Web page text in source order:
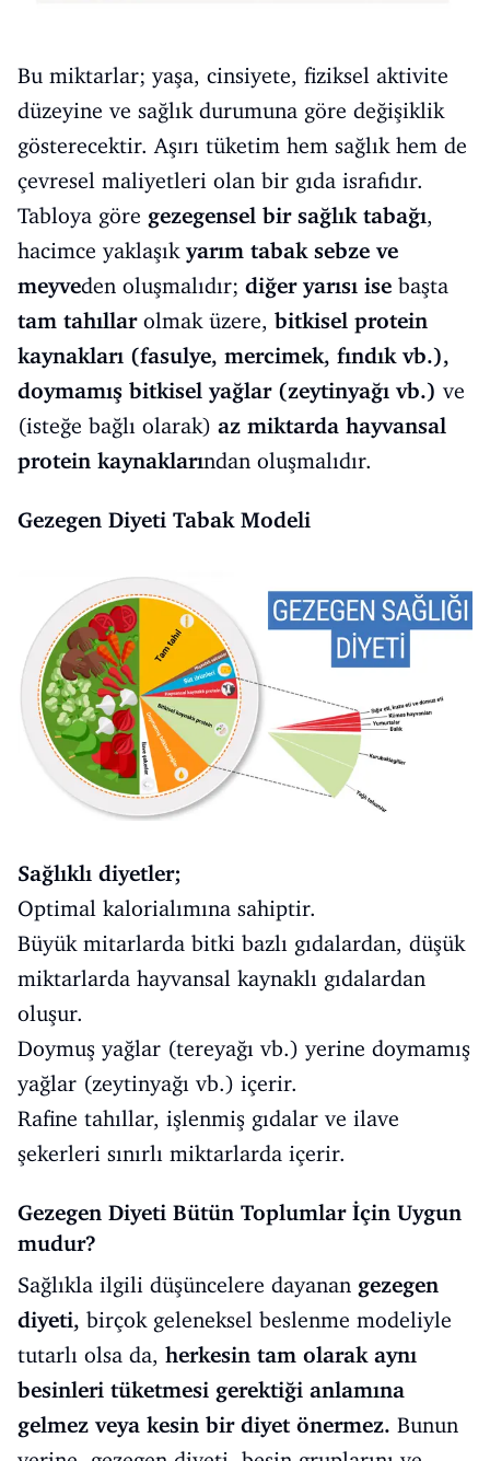
Bu miktarlar; yaşa, cinsiyete, fiziksel aktivite
düzeyine ve sağlık durumuna göre değişiklik
gösterecektir. Aşırı tüketim hem sağlık hem de
çevresel maliyetleri olan bir gıda israfıdır.
Tabloya göre gezegensel bir sağlık tabağı,
hacimce yaklaşık yarım tabak sebze ve
meyveden oluşmalıdır; diğer yarısı ise başta
tam tahıllarolmak üzere, bitkisel protein
kaynakları (fasulye, mercimek, fındık vb.),
doymamış bitkisel yağlar (zeytinyağı vb.) ve
(isteğe bağlı olarak) az miktarda hayvansal
protein kaynaklarından oluşmalıdır.
Gezegen Diyeti Tabak Modeli
Sağlıklı diyetler;
Optimal kalorialımına sahiptir.
Büyük mitarlarda bitki bazlı gıdalardan, düşük
miktarlarda hayvansal kaynaklı gıdalardan
oluşur.
Doymuş yağlar (tereyağı vb.) yerine doymamış
yağlar (zeytinyağı vb.) içerir.
Rafine tahıllar, işlenmiş gıdalar ve ilave
şekerleri sınırlı miktarlarda içerir.
Gezegen Diyeti Bütün Toplumlar İçin Uygun
mudur?
Sağlıkla ilgili düşüncelere dayanan gezegen
diyeti, birçok geleneksel beslenme modeliyle
tutarlı olsa da, herkesin tam olarak aynı
besinleri tüketmesi gerektiği anlamına
gelmez veya kesin bir diyet önermez. Bunun